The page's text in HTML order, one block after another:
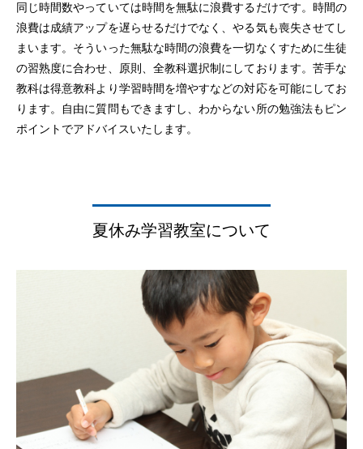
同じ時間数やっていては時間を無駄に浪費するだけです。時間の
浪費は成績アップを遅らせるだけでなく、やる気も喪失させてし
まいます。そういった無駄な時間の浪費を一切なくすために生徒
の習熟度に合わせ、原則、全教科選択制にしております。苦手な
教科は得意教科より学習時間を増やすなどの対応を可能にしてお
ります。自由に質問もできますし、わからない所の勉強法もピン
ポイントでアドバイスいたします。
夏休み学習教室について